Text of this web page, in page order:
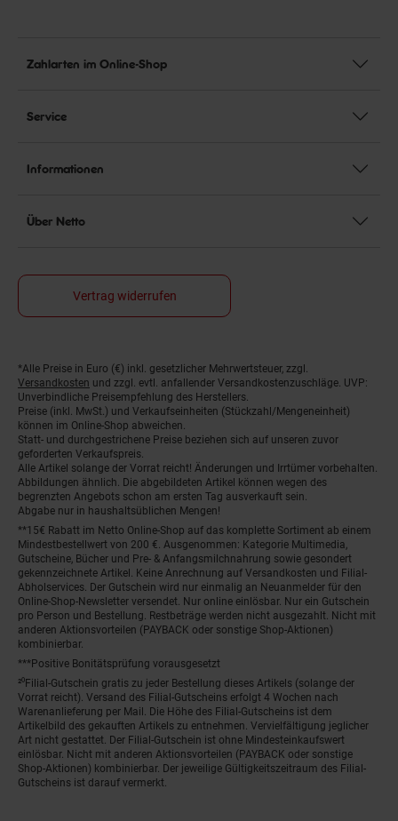
Zahlarten im Online-Shop
Service
Informationen
Über Netto
Vertrag widerrufen
Fußnoten
*Alle Preise in Euro (€) inkl. gesetzlicher Mehrwertsteuer, zzgl.
Versandkosten und zzgl. evtl. anfallender Versandkostenzuschläge. UVP:
Unverbindliche Preisempfehlung des Herstellers.
Preise (inkl. MwSt.) und Verkaufseinheiten (Stückzahl/Mengeneinheit)
können im Online-Shop abweichen.
Statt- und durchgestrichene Preise beziehen sich auf unseren zuvor
geforderten Verkaufspreis.
Alle Artikel solange der Vorrat reicht! Änderungen und Irrtümer vorbehalten.
Abbildungen ähnlich. Die abgebildeten Artikel können wegen des
begrenzten Angebots schon am ersten Tag ausverkauft sein.
Abgabe nur in haushaltsüblichen Mengen!
**15€ Rabatt im Netto Online-Shop auf das komplette Sortiment ab einem
Mindestbestellwert von 200 €. Ausgenommen: Kategorie Multimedia,
Gutscheine, Bücher und Pre- & Anfangsmilchnahrung sowie gesondert
gekennzeichnete Artikel. Keine Anrechnung auf Versandkosten und Filial-
Abholservices. Der Gutschein wird nur einmalig an Neuanmelder für den
Online-Shop-Newsletter versendet. Nur online einlösbar. Nur ein Gutschein
pro Person und Bestellung. Restbeträge werden nicht ausgezahlt. Nicht mit
anderen Aktionsvorteilen (PAYBACK oder sonstige Shop-Aktionen)
kombinierbar.
***Positive Bonitätsprüfung vorausgesetzt
²⁰Filial-Gutschein gratis zu jeder Bestellung dieses Artikels (solange der
Vorrat reicht). Versand des Filial-Gutscheins erfolgt 4 Wochen nach
Warenanlieferung per Mail. Die Höhe des Filial-Gutscheins ist dem
Artikelbild des gekauften Artikels zu entnehmen. Vervielfältigung jeglicher
Art nicht gestattet. Der Filial-Gutschein ist ohne Mindesteinkaufswert
einlösbar. Nicht mit anderen Aktionsvorteilen (PAYBACK oder sonstige
Shop-Aktionen) kombinierbar. Der jeweilige Gültigkeitszeitraum des Filial-
Gutscheins ist darauf vermerkt.